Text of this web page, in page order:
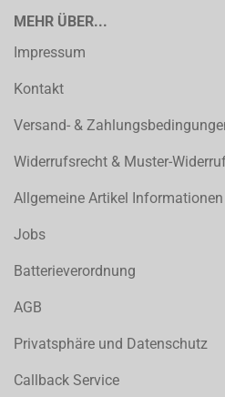
MEHR ÜBER...
Impressum
Kontakt
Versand- &
Widerrufsrecht & Muster-
Allgemeine Artikel Informationen
Jobs
Batterieverordnung
AGB
Privatsphäre und Datenschutz
Callback Service